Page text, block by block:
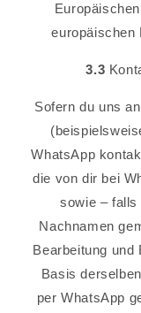
europäischen
3.3
Sofern du uns
WhatsApp
die von dir bei
sowie – falls
Nachnamen
Bearbeitung und
Basis
per WhatsApp